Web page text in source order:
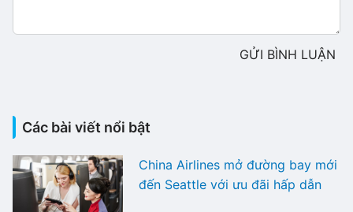
GỬI BÌNH LUẬN
Các bài viết nổi bật
China Airlines mở đường bay mới
đến Seattle với ưu đãi hấp dẫn